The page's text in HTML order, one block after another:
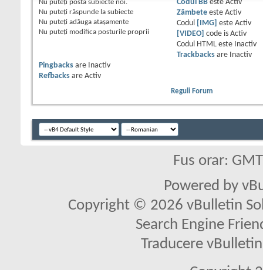
Nu puteţi posta subiecte noi.
Nu puteţi răspunde la subiecte
Nu puteţi adăuga ataşamente
Nu puteţi modifica posturile proprii
Codul BBeste Activ
Zâmbeteeste Activ
Codul
[IMG] este Activ
[VIDEO] code is Activ
Codul HTML este
Inactiv
Trackbacksare
Inactiv
Pingbacks are
Inactiv
Refbacks are Activ
Reguli Forum
Fus orar:
Powered by
Copyright © 2026 vBulletin
Search Engine
Traducere